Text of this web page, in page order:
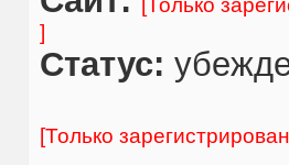
[Только
]
Статус:
[Только